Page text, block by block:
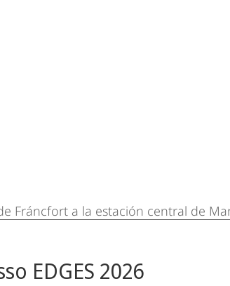
Fráncfort a la estación central de
EDGES 2026